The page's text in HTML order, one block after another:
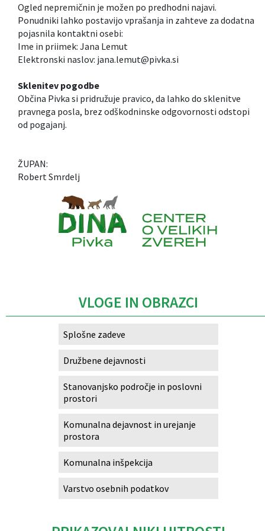
Ogled nepremičnin je možen po predhodni najavi.
Ponudniki lahko postavijo vprašanja in zahteve za dodatna
pojasnila kontaktni osebi:
Ime in priimek: Jana Lemut
Elektronski naslov: jana.lemut@pivka.si
Sklenitev pogodbe
Občina Pivka si pridružuje pravico, da lahko do sklenitve
pravnega posla, brez odškodninske odgovornosti odstopi
od pogajanj.
ŽUPAN:
Robert Smrdelj
VLOGE IN OBRAZCI
Splošne zadeve
Družbene dejavnosti
Stanovanjsko področje in poslovni
prostori
Komunalna dejavnost in urejanje
prostora
Komunalna inšpekcija
Varstvo osebnih podatkov